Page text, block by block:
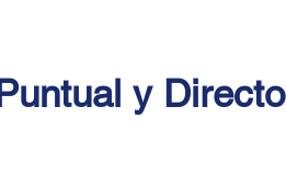
y Directo